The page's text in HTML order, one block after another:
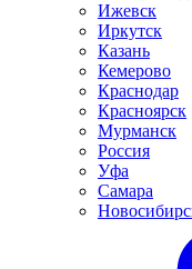
Ижевск
Иркутск
Казань
Кемерово
Краснодар
Красноярск
Мурманск
Россия
Уфа
Самара